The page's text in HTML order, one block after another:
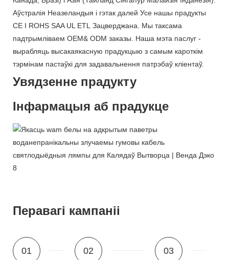
Аўстралія Неазеландыя і гэтак далей Усе нашы прадукты
CE І ROHS SAA UL ETL Зацверджана. Мы таксама
падтрымліваем OEM& ODM заказы. Наша мэта паслуг -
вырабляць высакаякасную прадукцыю з самым кароткім
тэрмінам пастаўкі для задавальнення патрэбаў кліентаў.
Увядзенне прадукту
Інфармацыя аб прадукце
Перавагі кампаніі
01 02 03